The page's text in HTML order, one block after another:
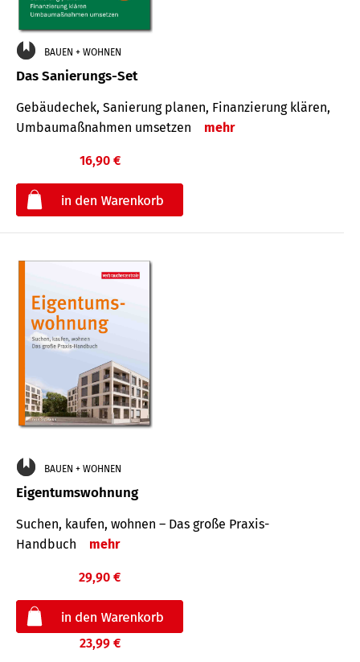
BAUEN + WOHNEN
Das Sanierungs-Set
Gebäudechek, Sanierung planen, Finanzierung klären,
Umbaumaßnahmen umsetzen
mehr
16,90 €
BAUEN + WOHNEN
Eigentumswohnung
Suchen, kaufen, wohnen – Das große Praxis-
Handbuch
mehr
29,90 €
23,99 €